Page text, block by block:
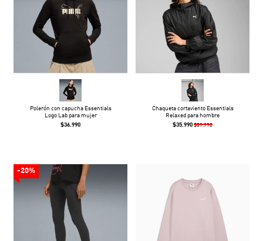
Polerón con capucha Essentials
Logo Lab para mujer
$36.990
Chaqueta cortaviento Essentials
Relaxed para hombre
$35.990 $59.990
-20%